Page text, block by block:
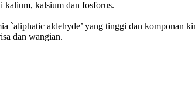
kalium, kalsium dan fosforus.
aldehyde’ yang tinggi dan komponan
dan wangian.